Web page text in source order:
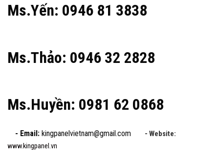
Ms.Yến: 0946 81 3838
Ms.Thảo: 0946 32 2828
Ms.Huyền: 0981 62 0868
- Email: kingpanelvietnam@gmail.com - Website:
www.kingpanel.vn